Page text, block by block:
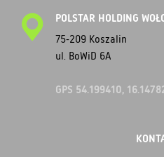
POLSTAR HOLDING
75-209 Koszalin
ul. BoWiD 6A
GPS 54.199410,